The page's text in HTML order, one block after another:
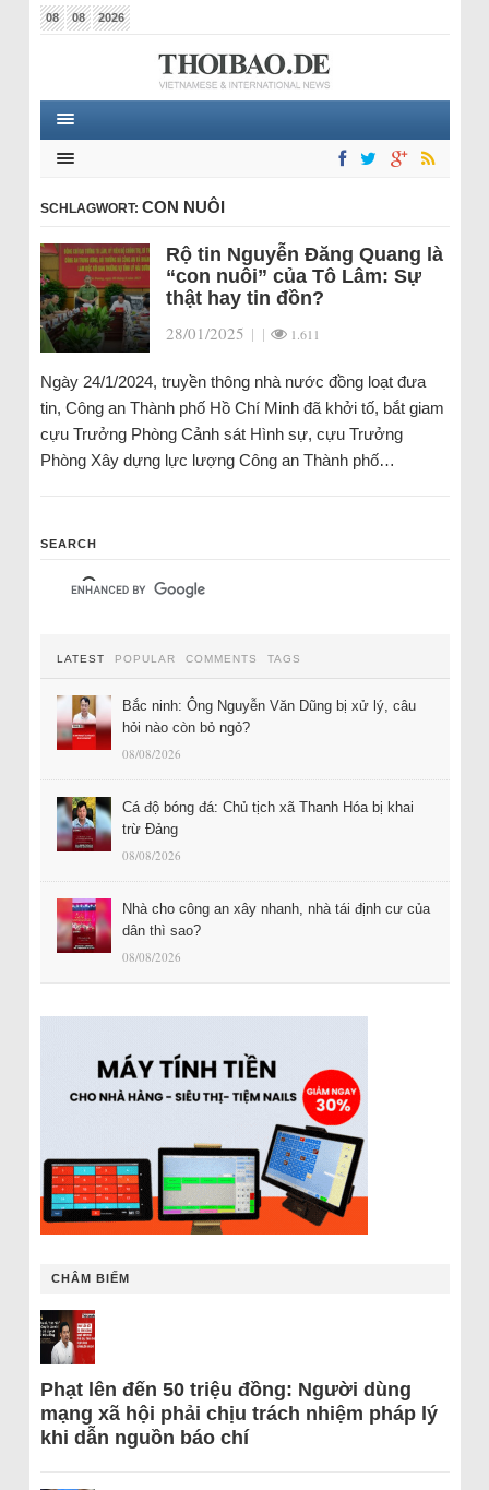
08 08 2026
SCHLAGWORT: CON NUÔI
Rộ tin Nguyễn Đăng Quang là
“con nuôi” của Tô Lâm: Sự
thật hay tin đồn?
28/01/2025 | | 1.611
Ngày 24/1/2024, truyền thông nhà nước đồng loạt đưa
tin, Công an Thành phố Hồ Chí Minh đã khởi tố, bắt giam
cựu Trưởng Phòng Cảnh sát Hình sự, cựu Trưởng
Phòng Xây dựng lực lượng Công an Thành phố…
SEARCH
LATEST POPULAR COMMENTS TAGS
Bắc ninh: Ông Nguyễn Văn Dũng bị xử lý, câu
hỏi nào còn bỏ ngỏ?
08/08/2026
Cá độ bóng đá: Chủ tịch xã Thanh Hóa bị khai
trừ Đảng
08/08/2026
Nhà cho công an xây nhanh, nhà tái định cư của
dân thì sao?
08/08/2026
CHÂM BIẾM
Phạt lên đến 50 triệu đồng: Người dùng
mạng xã hội phải chịu trách nhiệm pháp lý
khi dẫn nguồn báo chí